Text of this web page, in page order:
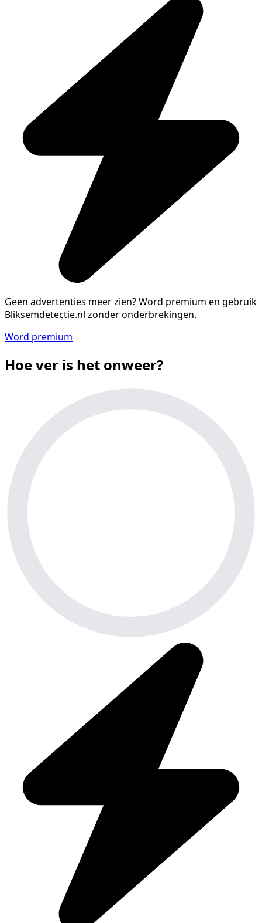
Geen advertenties meer zien?Word premium en gebruik
Bliksemdetectie.nl zonder onderbrekingen.
Word premium
Hoe ver is het onweer?